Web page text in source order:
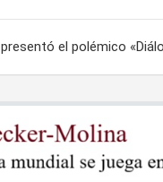
el polémico